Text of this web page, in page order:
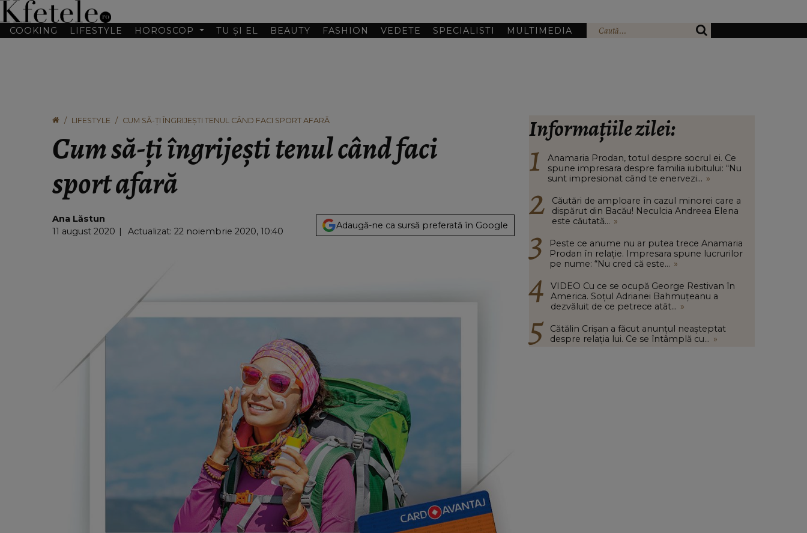
COOKING LIFESTYLE HOROSCOP TU ȘI EL BEAUTY FASHION VEDETE SPECIALISTI MULTIMEDIA
LIFESTYLE CUM SĂ-ȚI ÎNGRIJEȘTI TENUL CÂND FACI SPORT AFARĂ
Cum să-ți îngrijești tenul când faci
sport afară
Ana Lăstun
11 august 2020
Actualizat: 22 noiembrie 2020, 10:40
Adaugă-ne ca sursă preferată în Google
Informațiile zilei:
Anamaria Prodan, totul despre socrul ei. Ce
spune impresara despre familia iubitului: “Nu
sunt impresionat când te enervezi... »
Căutări de amploare în cazul minorei care a
dispărut din Bacău! Neculcia Andreea Elena
este căutată... »
Peste ce anume nu ar putea trece Anamaria
Prodan în relație. Impresara spune lucrurilor
pe nume: “Nu cred că este... »
VIDEO Cu ce se ocupă George Restivan în
America. Soțul Adrianei Bahmuțeanu a
dezvăluit de ce petrece atât... »
Cătălin Crișan a făcut anunțul neașteptat
despre relația lui. Ce se întâmplă cu... »